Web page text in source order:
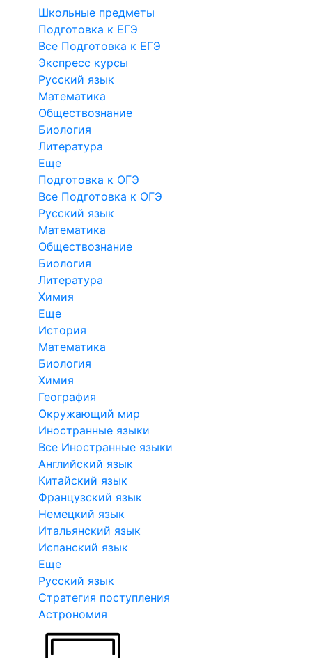
Школьные предметы
Подготовка к ЕГЭ
Все Подготовка к ЕГЭ
Экспресс курсы
Русский язык
Математика
Обществознание
Биология
Литература
Еще
Подготовка к ОГЭ
Все Подготовка к ОГЭ
Русский язык
Математика
Обществознание
Биология
Литература
Химия
Еще
История
Математика
Биология
Химия
География
Окружающий мир
Иностранные языки
Все Иностранные языки
Английский язык
Китайский язык
Французский язык
Немецкий язык
Итальянский язык
Испанский язык
Еще
Русский язык
Стратегия поступления
Астрономия